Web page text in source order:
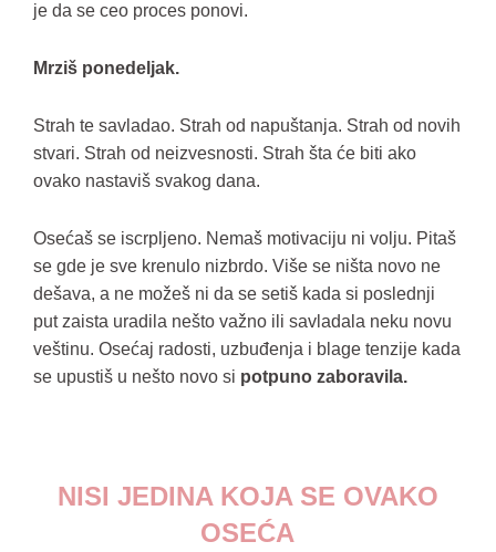
je da se ceo proces ponovi.
Mrziš ponedeljak.
Strah te savladao. Strah od napuštanja. Strah od novih
stvari. Strah od neizvesnosti. Strah šta će biti ako
ovako nastaviš svakog dana.
Osećaš se iscrpljeno. Nemaš motivaciju ni volju. Pitaš
se gde je sve krenulo nizbrdo. Više se ništa novo ne
dešava, a ne možeš ni da se setiš kada si poslednji
put zaista uradila nešto važno ili savladala neku novu
veštinu. Osećaj radosti, uzbuđenja i blage tenzije kada
se upustiš u nešto novo si potpuno zaboravila.
NISI JEDINA KOJA SE OVAKO
OSEĆA